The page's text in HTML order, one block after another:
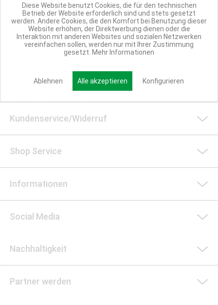
E-MAIL*
Anmelden
Kundenservice/Widerruf
Shop Service
Informationen
Social Media
Nachhaltigkeit
Partner werden
Diese Website benutzt Cookies, die für den technischen
Betrieb der Website erforderlich sind und stets gesetzt
werden. Andere Cookies, die den Komfort bei Benutzung dieser
Website erhöhen, der Direktwerbung dienen oder die
Interaktion mit anderen Websites und sozialen Netzwerken
vereinfachen sollen, werden nur mit Ihrer Zustimmung
gesetzt. Mehr Informationen
Ablehnen Alle akzeptieren Konfigurieren